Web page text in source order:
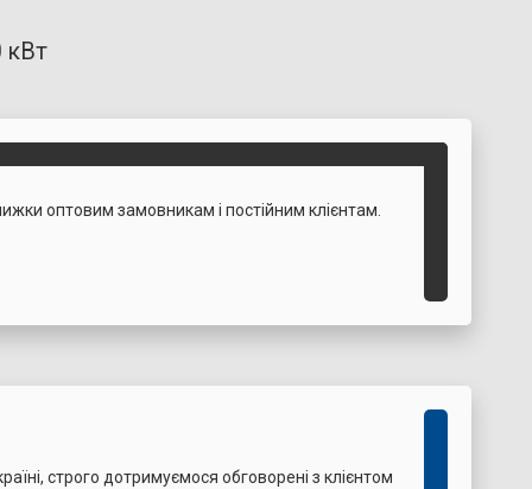
кВт
оптовим замовникам і постійним клієнтам.
строго дотримуємося обговорені з клієнтом